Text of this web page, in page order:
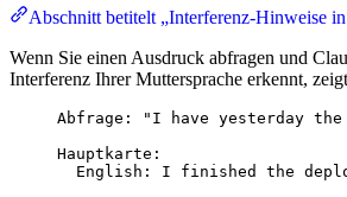
Abschnitt betitelt „Interferenz-Hinweise
Wenn Sie einen Ausdruck abfragen und
Interferenz Ihrer Muttersprache erkennt,
Abfrage: "I have yesterday
Hauptkarte:
English: I finished the